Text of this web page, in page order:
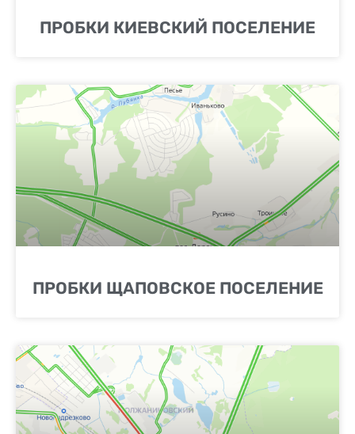
ПРОБКИ КИЕВСКИЙ ПОСЕЛЕНИЕ
ПРОБКИ ЩАПОВСКОЕ ПОСЕЛЕНИЕ